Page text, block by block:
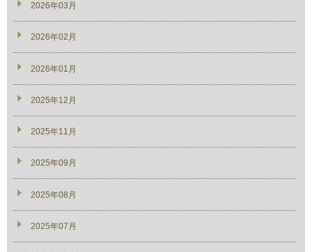
2026年03月
2026年02月
2026年01月
2025年12月
2025年11月
2025年09月
2025年08月
2025年07月